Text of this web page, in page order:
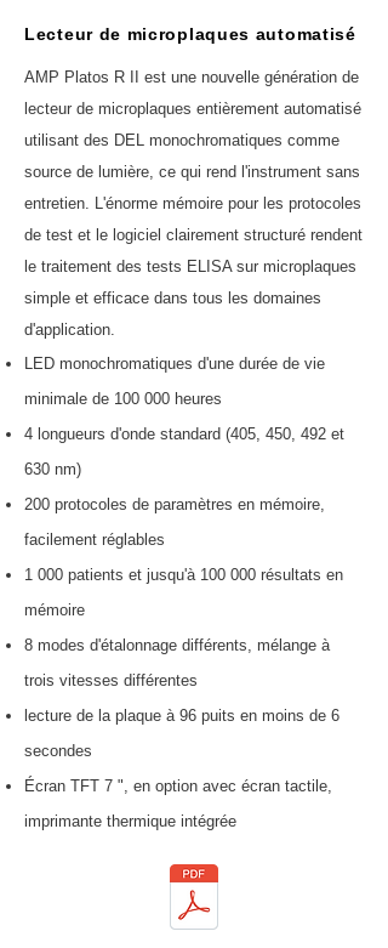
Lecteur de microplaques automatisé
AMP Platos R II est une nouvelle génération de
lecteur de microplaques entièrement automatisé
utilisant des DEL monochromatiques comme
source de lumière, ce qui rend l'instrument sans
entretien. L'énorme mémoire pour les protocoles
de test et le logiciel clairement structuré rendent
le traitement des tests ELISA sur microplaques
simple et efficace dans tous les domaines
d'application.
LED monochromatiques d'une durée de vie
minimale de 100 000 heures
4 longueurs d'onde standard (405, 450, 492 et
630 nm)
200 protocoles de paramètres en mémoire,
facilement réglables
1 000 patients et jusqu'à 100 000 résultats en
mémoire
8 modes d'étalonnage différents, mélange à
trois vitesses différentes
lecture de la plaque à 96 puits en moins de 6
secondes
Écran TFT 7 ", en option avec écran tactile,
imprimante thermique intégrée